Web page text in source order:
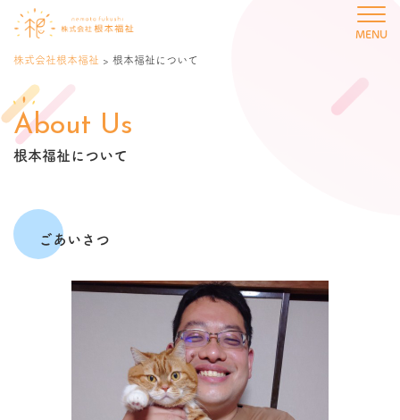
メ
株式会社根本福祉 > 根本福祉について
根本福祉について
About Us
ごあいさつ